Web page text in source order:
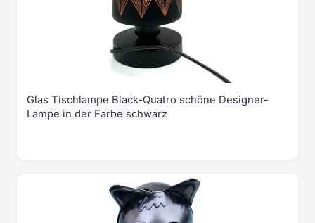
Glas Tischlampe Black-Quatro schöne Designer-
Lampe in der Farbe schwarz